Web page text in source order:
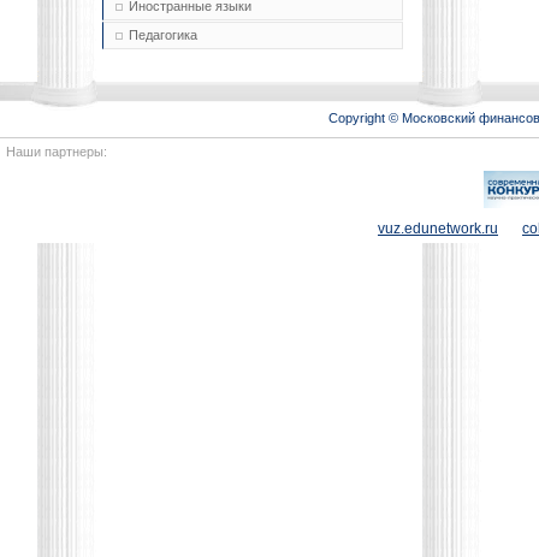
Иностранные языки
Педагогика
Copyright © Московский
Наши партнеры:
vuz.edunetwork.ru